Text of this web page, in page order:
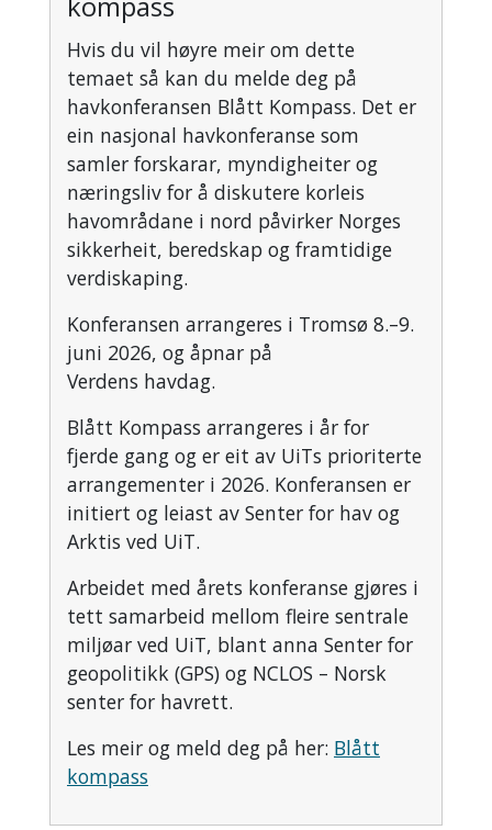
Hvis du vil høyre meir om dette
temaet så kan du melde deg på
havkonferansen Blått Kompass. Det er
ein nasjonal havkonferanse som
samler forskarar, myndigheiter og
næringsliv for å diskutere korleis
havområdane i nord påvirker Norges
sikkerheit, beredskap og framtidige
verdiskaping.
Konferansen arrangeres i Tromsø 8.–9.
juni 2026, og åpnar på
Verdens havdag.
Blått Kompass arrangeres i år for
fjerde gang og er eit av UiTs prioriterte
arrangementer i 2026. Konferansen er
initiert og leiast av Senter for hav og
Arktis ved UiT.
Arbeidet med årets konferanse gjøres i
tett samarbeid mellom fleire sentrale
miljøar ved UiT, blant anna Senter for
geopolitikk (GPS) og NCLOS – Norsk
senter for havrett.
Les meir og meld deg på her: Blått
kompass